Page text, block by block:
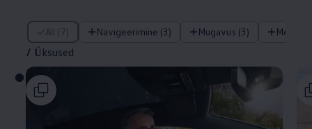
All (7) Navigeerimine (3) Mugavus (3)
/ Üksused
/ Üksused